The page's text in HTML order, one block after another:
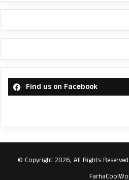
Find us on Facebook
© Copyright 2026, All Rights